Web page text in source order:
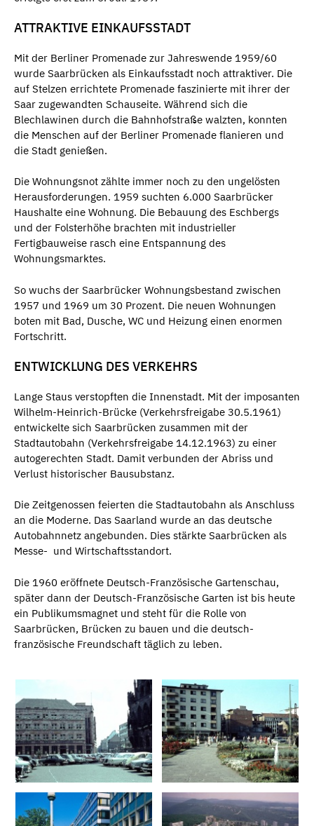
ATTRAKTIVE EINKAUFSSTADT
Mit der Berliner Promenade zur Jahreswende 1959/60
wurde Saarbrücken als Einkaufsstadt noch attraktiver. Die
auf Stelzen errichtete Promenade faszinierte mit ihrer der
Saar zugewandten Schauseite. Während sich die
Blechlawinen durch die Bahnhofstraße walzten, konnten
die Menschen auf der Berliner Promenade flanieren und
die Stadt genießen.
Die Wohnungsnot zählte immer noch zu den ungelösten
Herausforderungen. 1959 suchten 6.000 Saarbrücker
Haushalte eine Wohnung. Die Bebauung des Eschbergs
und der Folsterhöhe brachten mit industrieller
Fertigbauweise rasch eine Entspannung des
Wohnungsmarktes.
So wuchs der Saarbrücker Wohnungsbestand zwischen
1957 und 1969 um 30 Prozent. Die neuen Wohnungen
boten mit Bad, Dusche, WC und Heizung einen enormen
Fortschritt.
ENTWICKLUNG DES VERKEHRS
Lange Staus verstopften die Innenstadt. Mit der imposanten
Wilhelm-Heinrich-Brücke (Verkehrsfreigabe 30.5.1961)
entwickelte sich Saarbrücken zusammen mit der
Stadtautobahn (Verkehrsfreigabe 14.12.1963) zu einer
autogerechten Stadt. Damit verbunden der Abriss und
Verlust historischer Bausubstanz.
Die Zeitgenossen feierten die Stadtautobahn als Anschluss
an die Moderne. Das Saarland wurde an das deutsche
Autobahnnetz angebunden. Dies stärkte Saarbrücken als
Messe- und Wirtschaftsstandort.
Die 1960 eröffnete Deutsch-Französische Gartenschau,
später dann der Deutsch-Französische Garten ist bis heute
ein Publikumsmagnet und steht für die Rolle von
Saarbrücken, Brücken zu bauen und die deutsch-
französische Freundschaft täglich zu leben.